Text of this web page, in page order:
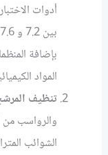
أدوات
بإضافة
المواد
تنظيف
والرواسب من
الشوائب